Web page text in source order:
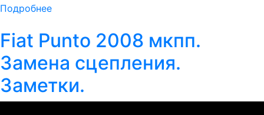
Подробнее
Fiat Punto 2008 мкпп.
Замена сцепления.
Заметки.